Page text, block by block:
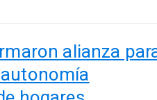
alianza